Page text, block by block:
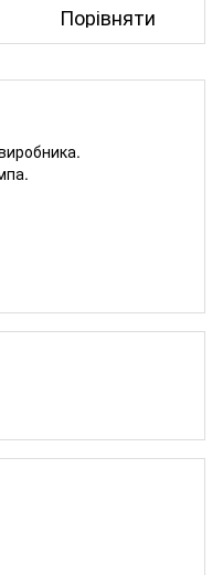
Порівняти